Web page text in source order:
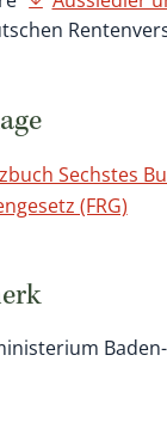
Sechstes
(FRG)
Baden-